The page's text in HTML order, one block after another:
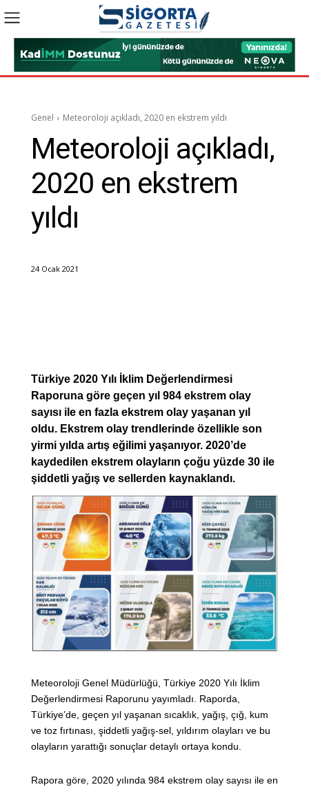
Genel Meteoroloji açıkladı, 2020 en ekstrem yıldı
Meteoroloji açıkladı,
2020 en ekstrem
yıldı
24 Ocak 2021
Türkiye 2020 Yılı İklim Değerlendirmesi
Raporuna göre geçen yıl 984 ekstrem olay
sayısı ile en fazla ekstrem olay yaşanan yıl
oldu. Ekstrem olay trendlerinde özellikle son
yirmi yılda artış eğilimi yaşanıyor. 2020’de
kaydedilen ekstrem olayların çoğu yüzde 30 ile
şiddetli yağış ve sellerden kaynaklandı.
Meteoroloji Genel Müdürlüğü, Türkiye 2020 Yılı İklim
Değerlendirmesi Raporunu yayımladı. Raporda,
Türkiye’de, geçen yıl yaşanan sıcaklık, yağış, çığ, kum
ve toz fırtınası, şiddetli yağış-sel, yıldırım olayları ve bu
olayların yarattığı sonuçlar detaylı ortaya kondu.
Rapora göre, 2020 yılında 984 ekstrem olay sayısı ile en